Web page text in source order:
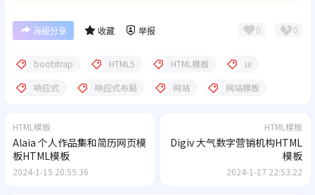
海报分享 收藏 举报 0 0
bootstrap HTML5 HTML模板
ui
响应式
响应式布局 网站 网站模板
HTML模板
Alaia 个人作品集和简历网页模
板HTML模板
2024-1-15 20:55:36
HTML模板
Digiv 大气数字营销机构HTML
模板
2024-1-17 22:53:22